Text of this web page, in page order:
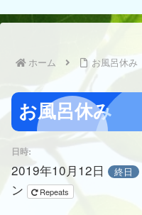
ホーム お風呂休み
お風呂休み
日時:
2019年10月12日 終日
ン
Repeats